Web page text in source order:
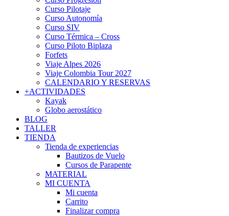
Curso Pilotaje
Curso Autonomía
Curso SIV
Curso Térmica – Cross
Curso Piloto Biplaza
Forfets
Viaje Alpes 2026
Viaje Colombia Tour 2027
CALENDARIO Y RESERVAS
+ACTIVIDADES
Kayak
Globo aerostático
BLOG
TALLER
TIENDA
Tienda de experiencias
Bautizos de Vuelo
Cursos de Parapente
MATERIAL
MI CUENTA
Mi cuenta
Carrito
Finalizar compra